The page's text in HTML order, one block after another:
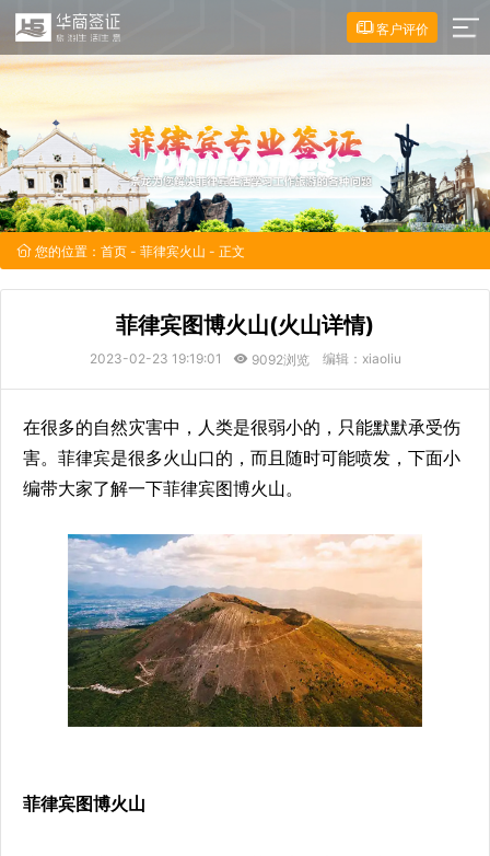
客户评价
您的位置： 首页 - 菲律宾火山 - 正文
菲律宾图博火山(火山详情)
2023-02-23 19:19:01 9092浏览 编辑：xiaoliu
在很多的自然灾害中，人类是很弱小的，只能默默承受伤
害。菲律宾是很多火山口的，而且随时可能喷发，下面小
编带大家了解一下菲律宾图博火山。
菲律宾图博火山